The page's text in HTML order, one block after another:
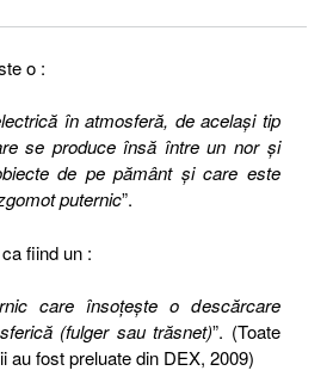
o :
în atmosferă, de același tip
se produce însă între un nor și
de pe pământ și care este
puternic”.
fiind un :
care însoțește o descărcare
(fulger sau trăsnet)”. (Toate
au fost preluate din DEX, 2009)